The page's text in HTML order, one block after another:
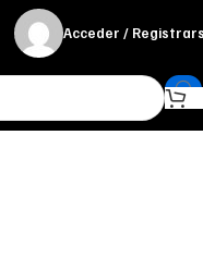
Acceder /
OP 537/2 FILTRON